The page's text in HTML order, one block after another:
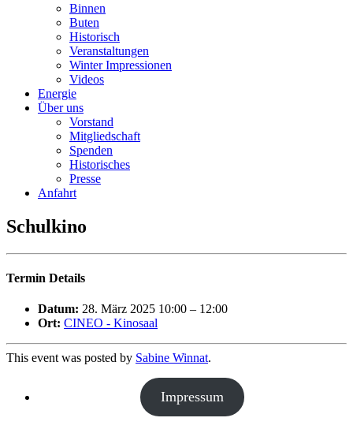
Binnen
Buten
Historisch
Veranstaltungen
Winter Impressionen
Videos
Energie
Über uns
Vorstand
Mitgliedschaft
Spenden
Historisches
Presse
Anfahrt
Schulkino
Termin Details
Datum: 28. März 2025 10:00 – 12:00
Ort: CINEO - Kinosaal
This event was posted by Sabine Winnat.
Impressum